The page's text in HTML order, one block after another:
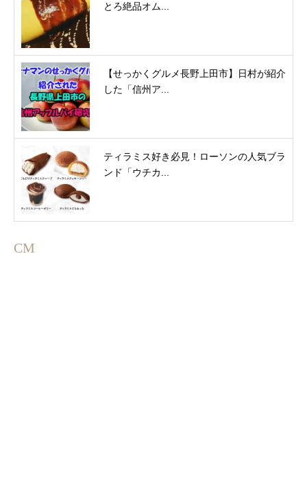
とろ絶品オム...
【せっかくグルメ長野上田市】日村が紹介
した「信州ア...
ティラミス好き必見！ローソンの人気ブラ
ンド「ウチカ...
CM